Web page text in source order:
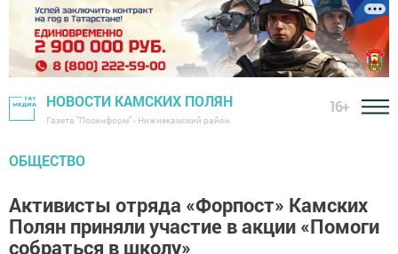
НОВОСТИ КАМСКИХ ПОЛЯН
Газета "Посинформ" - Нижнекамский район
16+
ОБЩЕСТВО
Активисты отряда «Форпост» Камских
Полян приняли участие в акции «Помоги
собраться в школу»